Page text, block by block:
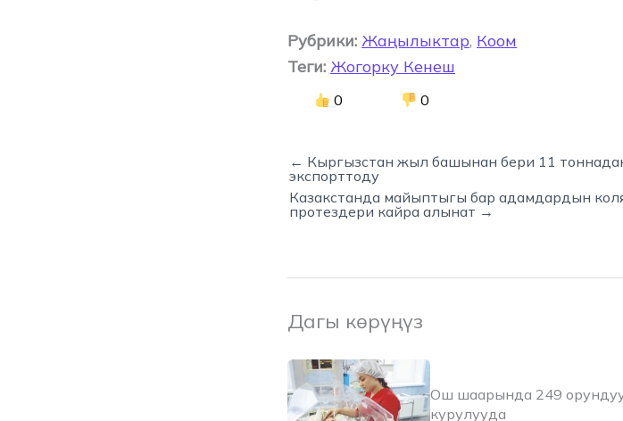
Рубрики: Жаңылыктар, Коом
Теги: Жогорку Кенеш
0 0
← Кыргызстан жыл башынан бери 11
экспорттоду
Казакстанда майыптыгы бар адамдардын
протездери кайра алынат →
Дагы көрүңүз
Ош шаарында 249
курулууда